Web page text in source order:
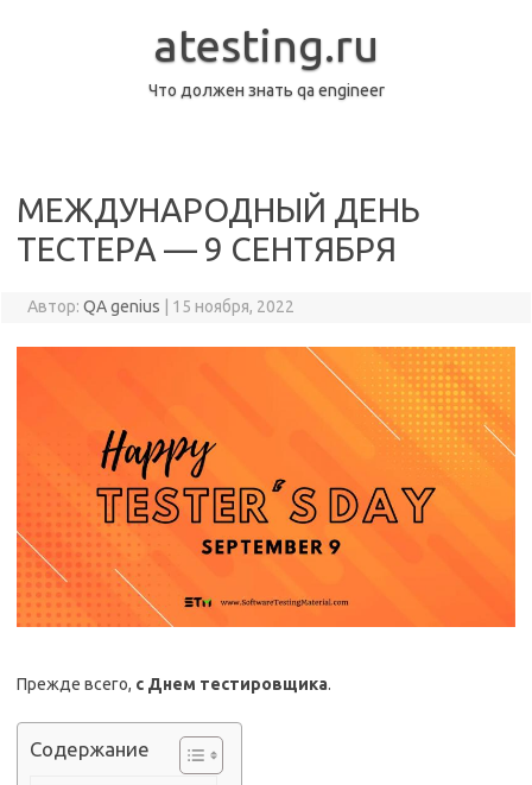
atesting.ru
Что должен знать qa engineer
МЕЖДУНАРОДНЫЙ ДЕНЬ
ТЕСТЕРА — 9 СЕНТЯБРЯ
Автор: QA genius 15 ноября, 2022
Прежде всего, с Днем тестировщика.
Содержание